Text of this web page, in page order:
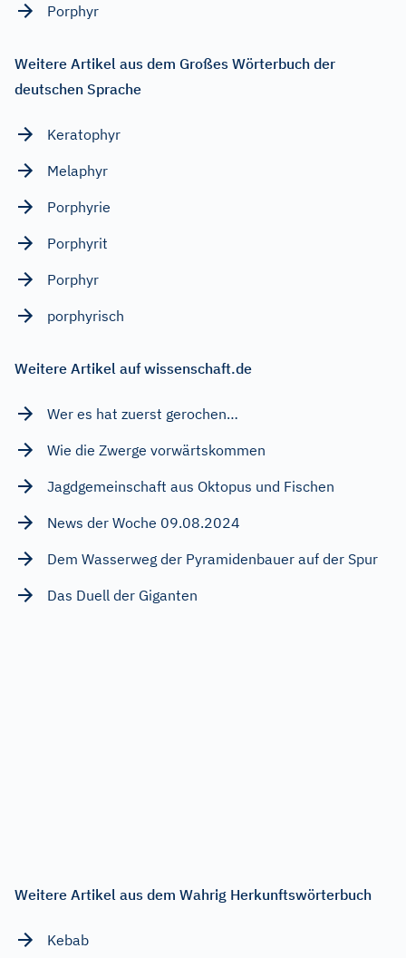
Porphyr
Weitere Artikel aus dem Großes Wörterbuch der
deutschen Sprache
Keratophyr
Melaphyr
Porphyrie
Porphyrit
Porphyr
porphyrisch
Weitere Artikel auf wissenschaft.de
Wer es hat zuerst gerochen…
Wie die Zwerge vorwärtskommen
Jagdgemeinschaft aus Oktopus und Fischen
News der Woche 09.08.2024
Dem Wasserweg der Pyramidenbauer auf der Spur
Das Duell der Giganten
Weitere Artikel aus dem Wahrig Herkunftswörterbuch
Kebab